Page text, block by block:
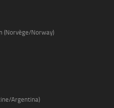
(Norvège/Norway)
Argentina)